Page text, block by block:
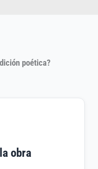
poética?
obra